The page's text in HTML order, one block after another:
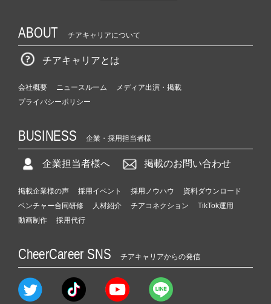
ABOUT チアキャリアについて
チアキャリアとは
会社概要 ニュースルーム
メディア出演・掲載
プライバシーポリシー
BUSINESS 企業・採用担当者様
企業担当者様へ 掲載のお問い合わせ
掲載企業様の声 採用イベント 採用ノウハウ
資料ダウンロード
ベンチャー合同研修
人材紹介 チアコネクション
TikTok運用
動画制作
採用代行
CheerCareer SNS チアキャリアからの発信